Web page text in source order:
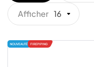
Afficher 16
NOUVEAUTÉ FIREPIPING